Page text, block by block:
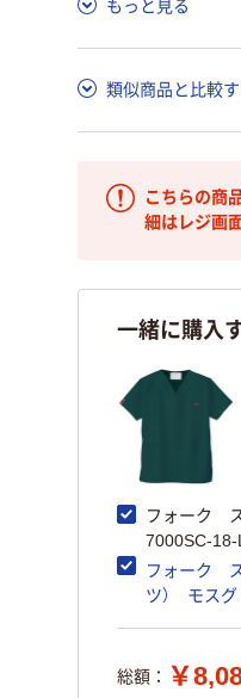
もっと見る
類似商品と比較す
こちらの商
細はレジ画
一緒に購入
フォーク
7000SC-
フォーク ス
ツ） モス
総額： ￥